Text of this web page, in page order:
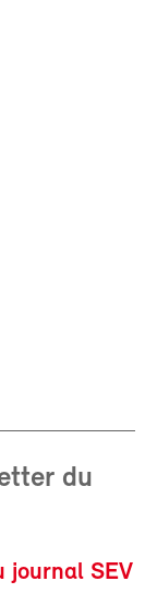
du
journal SEV